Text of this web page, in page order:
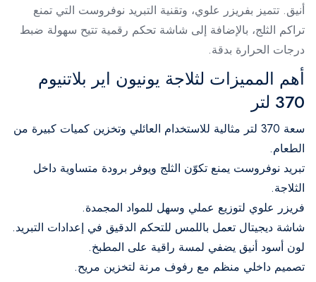
أنيق. تتميز بفريزر علوي، وتقنية التبريد نوفروست التي تمنع
تراكم الثلج، بالإضافة إلى شاشة تحكم رقمية تتيح سهولة ضبط
درجات الحرارة بدقة.
أهم المميزات لثلاجة يونيون اير بلاتنيوم
370 لتر
سعة 370 لتر مثالية للاستخدام العائلي وتخزين كميات كبيرة من
الطعام.
تبريد نوفروست يمنع تكوّن الثلج ويوفر برودة متساوية داخل
الثلاجة.
فريزر علوي لتوزيع عملي وسهل للمواد المجمدة.
شاشة ديجيتال تعمل باللمس للتحكم الدقيق في إعدادات التبريد.
لون أسود أنيق يضفي لمسة راقية على المطبخ.
تصميم داخلي منظم مع رفوف مرنة لتخزين مريح.